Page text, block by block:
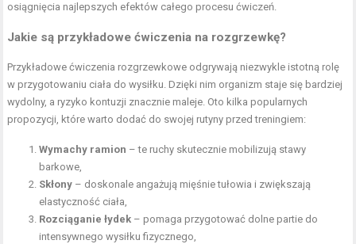
osiągnięcia najlepszych efektów całego procesu ćwiczeń.
Jakie są przykładowe ćwiczenia na rozgrzewkę?
Przykładowe ćwiczenia rozgrzewkowe odgrywają niezwykle istotną rolę
w przygotowaniu ciała do wysiłku. Dzięki nim organizm staje się bardziej
wydolny, a ryzyko kontuzji znacznie maleje. Oto kilka popularnych
propozycji, które warto dodać do swojej rutyny przed treningiem:
Wymachy ramion – te ruchy skutecznie mobilizują stawy
barkowe,
Skłony – doskonale angażują mięśnie tułowia i zwiększają
elastyczność ciała,
Rozciąganie łydek – pomaga przygotować dolne partie do
intensywnego wysiłku fizycznego,